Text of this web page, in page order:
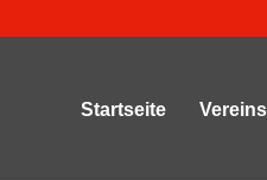
Startseite